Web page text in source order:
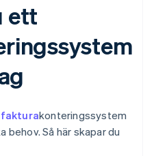
ett
fakturakonteringssystem
Så här skapar du